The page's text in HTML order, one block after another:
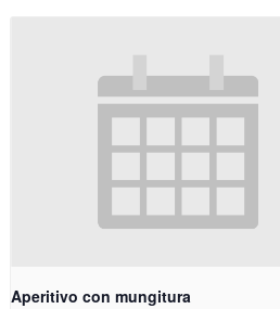
Aperitivo con mungitura